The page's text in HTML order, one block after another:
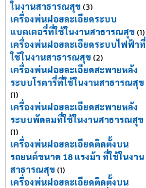
ในงานสาธารณสุข (3)
เครื่องพ่นฝอยละเอียดระบบ
แบตเตอรี่ที่ใช้ในงานสาธารณสุข (1)
เครื่องพ่นฝอยละเอียดระบบไฟฟ้าที่
ใช้ในงานสาธารณสุข (2)
เครื่องพ่นฝอยละเอียดสะพายหลัง
ระบบโรตารี่ที่ใช้ในงานสาธารณสุข
(1)
เครื่องพ่นฝอยละเอียดสะพายหลัง
ระบบพัดลมที่ใช้ในงานสาธารณสุข
(1)
เครื่องพ่นฝอยละเอียดติดตั้งบน
รถยนต์ขนาด 18 แรงม้า ที่ใช้ในงาน
สาธารณสุข (1)
เครื่องพ่นฝอยละเอียดติดตั้งบน